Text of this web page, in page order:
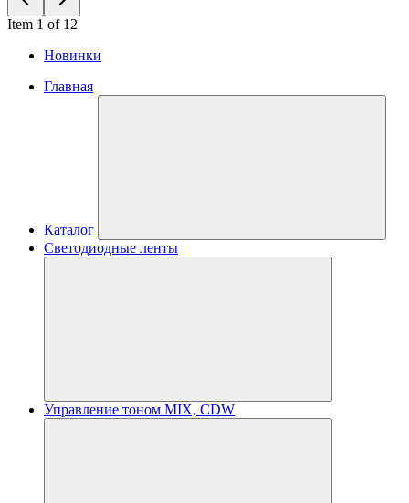
Item 1 of 12
Новинки
Главная
Каталог
Светодиодные ленты
Управление тоном MIX, CDW